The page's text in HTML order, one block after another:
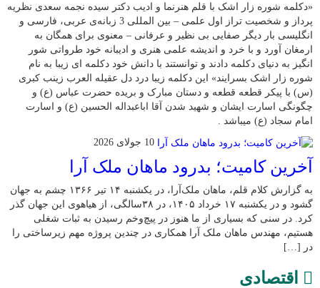
«دکلمه شوره زار اشک با قلم هنرنما و ادیب دکتر سیده نجمه سعدی نظریه
پرداز و شخصیت تراز اول علمی – بین المللی 3 زبانه‌ی عربی، فارسی و
انگلیسی بار دیگر صفایی بی نظیر و عرفانی – معنوی برای همگان به
ارمغان آورد و با خرد و اندیشه علمی هنری و ادیبانه خود طرواتی شور
انگیز به دنیای دکلمه دادند و توانستند با دانش خود دکلمه ای زیبا به نام
شوره زار اشک بسرایند» این دکلمه زیبا درد دل عقیله العرب زینب کبری
(س) با پیکر قطعه قطعه و دستان مبارک و بریده حضرت عباس (ع) و
چگونگی اسارت ایشان و شهید شدن آقا اباعبداله الحسین (ع) و اسارت
امام سجاد (ع) میباشد .
10 جولای 2026
​آخرین کامیت؛ بدرود ماهان ملک آرا
به گزارش کلام قلم، ماهان ملک‌آرا، در یکشنبه ۱۴ تیر ۱۳۶۶ چشم به جهان
گشود و در یکشنبه ۱۷ خرداد ۱۴۰۵، در ۳۸سالگی، از هیاهوی این جهان گذر
کرد. در سنی که بسیاری از ما هنوز در پیچ‌وخم رسیدن به ثبات شغلی
هستیم، مهندس ماهان ملک آرا همکاری در چندین پروژه مهم زیرساختی را
در […]
اقتصادی